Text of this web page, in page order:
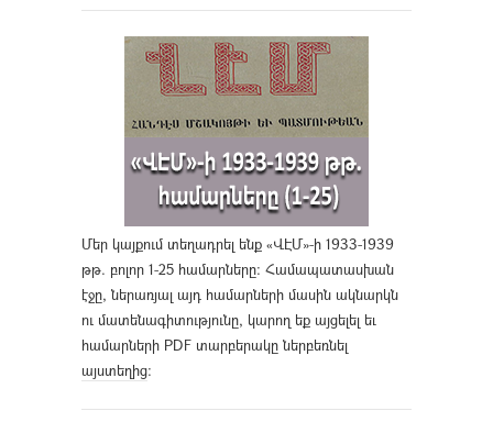
Մեր կայքում տեղադրել ենք «ՎԷՄ»-ի 1933-1939
թթ. բոլոր 1-25 համարները։ Համապատասխան
էջը, ներառյալ այդ համարների մասին ակնարկն
ու մատենագիտությունը, կարող եք այցելել եւ
համարների PDF տարբերակը ներբեռնել
այստեղից։